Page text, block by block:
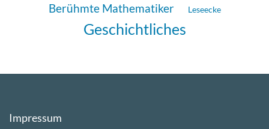
Berühmte Mathematiker Leseecke
Geschichtliches
Impressum